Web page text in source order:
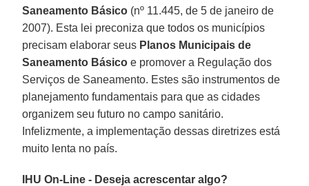
Saneamento Básico (nº 11.445, de 5 de janeiro de
2007). Esta lei preconiza que todos os municípios
precisam elaborar seus Planos Municipais de
Saneamento Básico e promover a Regulação dos
Serviços de Saneamento. Estes são instrumentos de
planejamento fundamentais para que as cidades
organizem seu futuro no campo sanitário.
Infelizmente, a implementação dessas diretrizes está
muito lenta no país.
IHU On-Line - Deseja acrescentar algo?